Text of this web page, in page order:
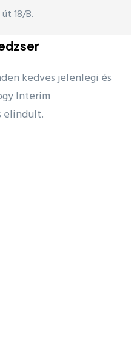
18/B.
kedves jelenlegi és
Interim
elindult.